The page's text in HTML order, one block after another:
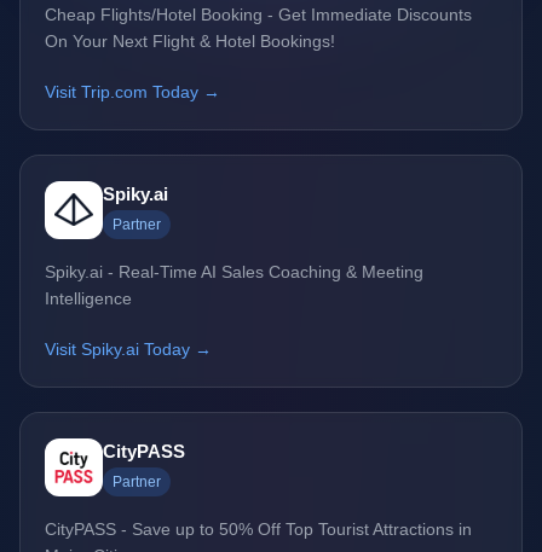
Cheap Flights/Hotel Booking - Get Immediate Discounts
On Your Next Flight & Hotel Bookings!
Visit Trip.com Today →
Spiky.ai
Partner
Spiky.ai - Real-Time AI Sales Coaching & Meeting
Intelligence
Visit Spiky.ai Today →
CityPASS
Partner
CityPASS - Save up to 50% Off Top Tourist Attractions in